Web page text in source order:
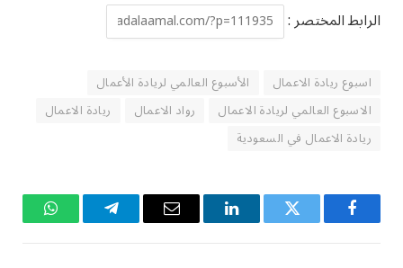
الرابط المختصر :
اسبوع ريادة الاعمال
الأسبوع العالمي لريادة الأعمال
الاسبوع العالمي لريادة الاعمال
رواد الاعمال
ريادة الاعمال
ريادة الاعمال في السعودية
فيسبوك تويتر لينكدإن
البريد
تيلقرام واتساب